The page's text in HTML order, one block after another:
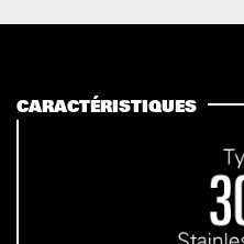
CARACTÉRISTIQUES